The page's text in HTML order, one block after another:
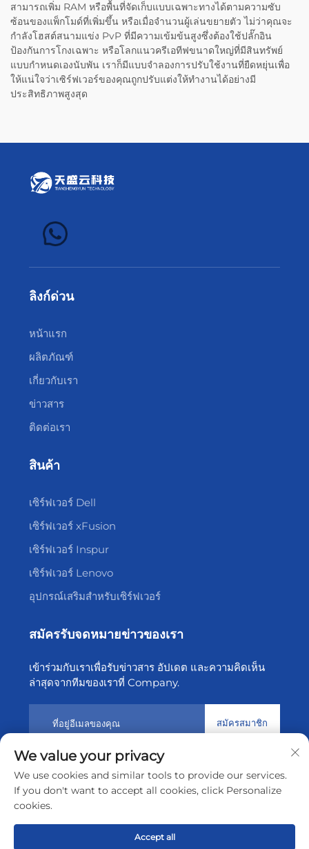
สามารถเพิ่ม RAM หรือพื้นที่จัดเก็บแบบเฉพาะทางได้ตามความซับ
ซ้อนของแพ็กโมด์ที่เพิ่มขึ้น หรือเมื่อจำนวนผู้เล่นขยายตัว ไม่ว่าคุณจะ
กำลังโฮสต์สนามแข่ง PvP ที่มีความเข้มข้นสูงซึ่งต้องใช้ปลั๊กอิน
ป้องกันการโกงเฉพาะ หรือโลกแนวครีเอทีฟขนาดใหญ่ที่มีสินทรัพย์
แบบกำหนดเองนับพัน เราก็มีแบบจำลองการปรับใช้งานที่ยืดหยุ่นเพื่อ
ให้แน่ใจว่าเซิร์ฟเวอร์ของคุณถูกปรับแต่งให้ทำงานได้อย่างมี
ประสิทธิภาพสูงสุด
ลิงก์ด่วน
หน้าแรก
ผลิตภัณฑ์
เกี่ยวกับเรา
ข่าวสาร
ติดต่อเรา
สินค้า
เซิร์ฟเวอร์ Dell
เซิร์ฟเวอร์ xFusion
เซิร์ฟเวอร์ Inspur
เซิร์ฟเวอร์ Lenovo
อุปกรณ์เสริมสำหรับเซิร์ฟเวอร์
สมัครรับจดหมายข่าวของเรา
เข้าร่วมกับเราเพื่อรับข่าวสาร อัปเดต และความคิดเห็น
ล่าสุดจากทีมของเราที่ Company.
สมัครสมาชิก
ลิขสิทธิ์ © 2569 โดย เซินเจิ้น เทียนเซิง คลาวด์ เทคโนโลยี จำกัด
นโยบายความเป็นส่วนตัว
We value your privacy
We use cookies and similar tools to provide our services.
If you don't want to accept all cookies, click Personalize
cookies.
Accept all